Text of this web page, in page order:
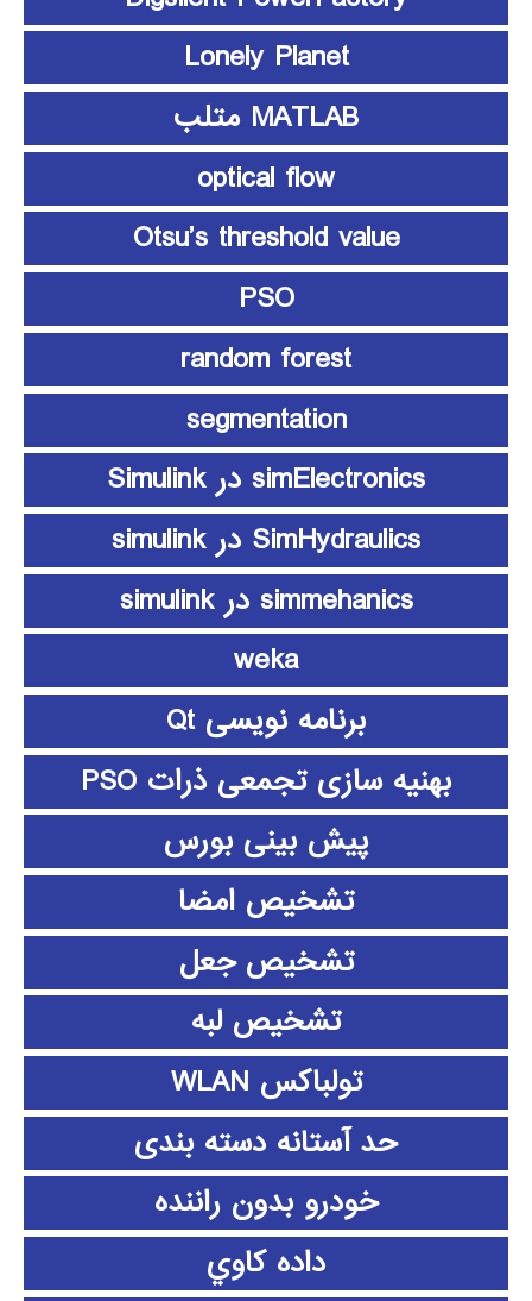
Lonely Planet
MATLAB متلب
optical flow
Otsu’s threshold value
PSO
random forest
segmentation
simElectronics در Simulink
SimHydraulics در simulink
simmehanics در simulink
weka
برنامه نویسی Qt
بهنیه سازی تجمعی ذرات PSO
پیش بینی بورس
تشخیص امضا
تشخیص جعل
تشخیص لبه
تولباکس WLAN
حد آستانه دسته بندی
خودرو بدون راننده
داده كاوي